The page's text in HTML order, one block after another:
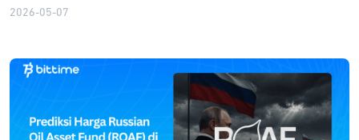
2026-05-07